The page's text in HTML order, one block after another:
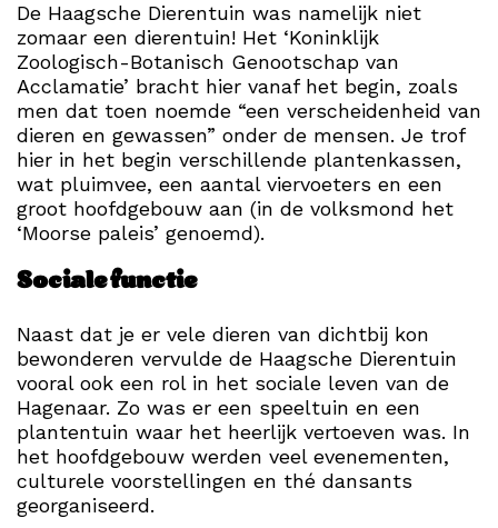
De Haagsche Dierentuin was namelijk niet
zomaar een dierentuin! Het ‘Koninklijk
Zoologisch-Botanisch Genootschap van
Acclamatie’ bracht hier vanaf het begin, zoals
men dat toen noemde “een verscheidenheid van
dieren en gewassen” onder de mensen. Je trof
hier in het begin verschillende plantenkassen,
wat pluimvee, een aantal viervoeters en een
groot hoofdgebouw aan (in de volksmond het
‘Moorse paleis’ genoemd).
Sociale functie
Naast dat je er vele dieren van dichtbij kon
bewonderen vervulde de Haagsche Dierentuin
vooral ook een rol in het sociale leven van de
Hagenaar. Zo was er een speeltuin en een
plantentuin waar het heerlijk vertoeven was. In
het hoofdgebouw werden veel evenementen,
culturele voorstellingen en thé dansants
georganiseerd.